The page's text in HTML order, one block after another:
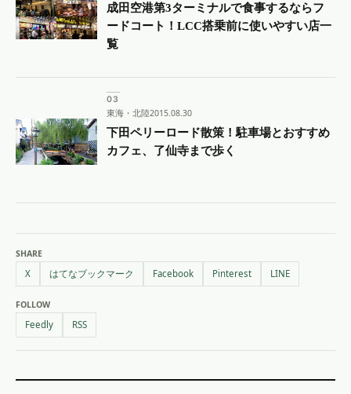
成田空港第3ターミナルで食事するならフ
ードコート！LCC搭乗前に使いやすい店一
覧
東海・北陸2015.08.30
下田ペリーロード散策！駐車場とおすすめ
カフェ、了仙寺まで歩く
SHARE
X はてなブックマーク Facebook Pinterest LINE
FOLLOW
Feedly RSS